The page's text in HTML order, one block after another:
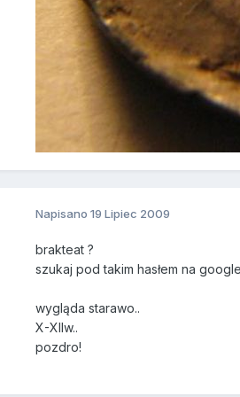
Napisano 19 Lipiec 2009
brakteat ?
szukaj pod takim hasłem na
wygląda starawo..
X-XIIw..
pozdro!